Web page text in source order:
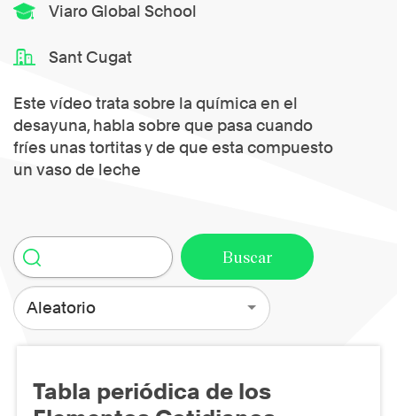
Viaro Global School
Sant Cugat
Este vídeo trata sobre la química en el
desayuna, habla sobre que pasa cuando
fríes unas tortitas y de que esta compuesto
un vaso de leche
Aleatorio
Tabla periódica de los